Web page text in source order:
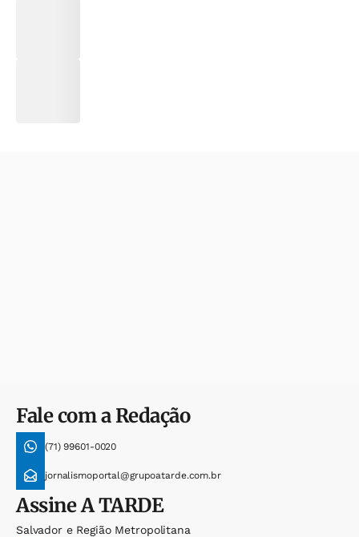
Fale com a Redação
(71) 99601-0020
jornalismoportal@grupoatarde.com.br
AssineA TARDE
Salvador e Região Metropolitana